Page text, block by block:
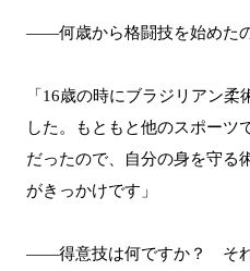
――何歳から格闘技を始めたの
「16歳の時にブラジリアン柔
した。もともと他のスポーツ
だったので、自分の身を守る
がきっかけです」
――得意技は何ですか？ そ